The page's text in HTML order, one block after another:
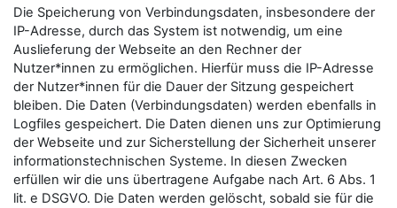
Die Speicherung von Verbindungsdaten, insbesondere der
IP-Adresse, durch das System ist notwendig, um eine
Auslieferung der Webseite an den Rechner der
Nutzer*innen zu ermöglichen. Hierfür muss die IP-Adresse
der Nutzer*innen für die Dauer der Sitzung gespeichert
bleiben. Die Daten (Verbindungsdaten) werden ebenfalls in
Logfiles gespeichert. Die Daten dienen uns zur Optimierung
der Webseite und zur Sicherstellung der Sicherheit unserer
informationstechnischen Systeme. In diesen Zwecken
erfüllen wir die uns übertragene Aufgabe nach Art. 6 Abs. 1
lit. e DSGVO. Die Daten werden gelöscht, sobald sie für die